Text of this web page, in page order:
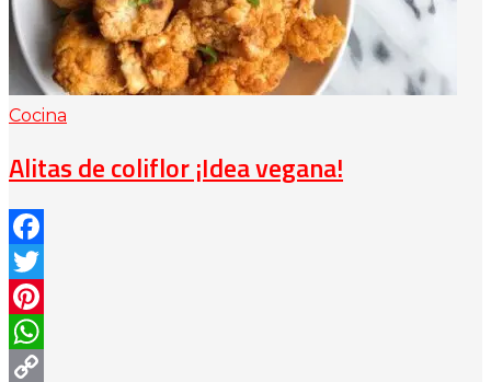
Cocina
Alitas de coliflor ¡Idea vegana!
Facebook
Twitter
Pinterest
WhatsApp